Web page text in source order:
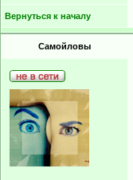
Вернуться к началу
Самойловы